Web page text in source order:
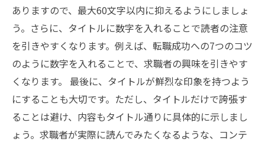
ありますので、最大60文字以内に抑えるようにしましょ
う。さらに、タイトルに数字を入れることで読者の注意
を引きやすくなります。例えば、転職成功への7つのコツ
のように数字を入れることで、求職者の興味を引きやす
くなります。 最後に、タイトルが鮮烈な印象を持つよう
にすることも大切です。ただし、タイトルだけで誇張す
ることは避け、内容もタイトル通りに具体的に示しまし
ょう。求職者が実際に読んでみたくなるような、コンテ